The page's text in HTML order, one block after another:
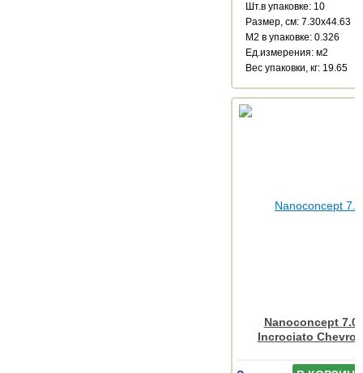
Шт.в упаковке: 10
Размер, см: 7.30x44.63
М2 в упаковке: 0.326
Ед.измерения: м2
Веc упаковки, кг: 19.65
Nanoconcept 7.0
Incrociato